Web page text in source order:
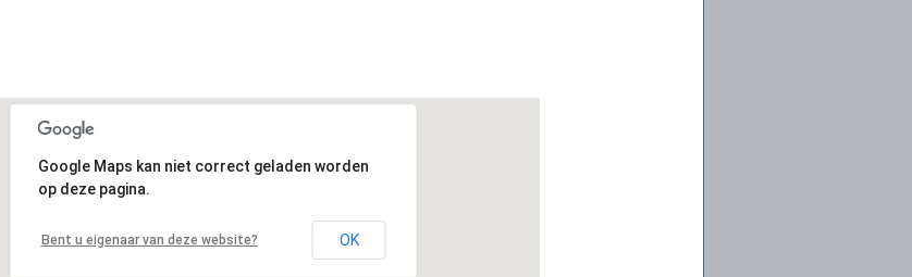
Google Maps kan niet correct geladen worden
op deze pagina.
Bent u eigenaar van deze website? OK